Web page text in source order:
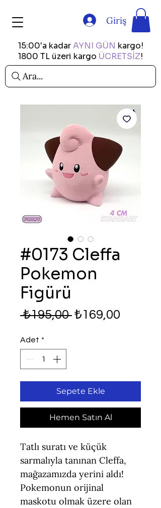
1800 TL üzeri kargo ÜCRETSİZ!
15:00'a kadar AYNI GÜN kargo!
Ara...
Giriş
#0173 Cleffa
Pokemon
Figürü
₺195,00 Normal
₺169,00
Adet *
Sepete Ekle
Hemen Satın Al
Tatlı suratı ve küçük
sarmalıyla tanınan Cleffa,
mağazamızda yerini aldı!
Pokemonun orijinal
maskotu olmak üzere olan